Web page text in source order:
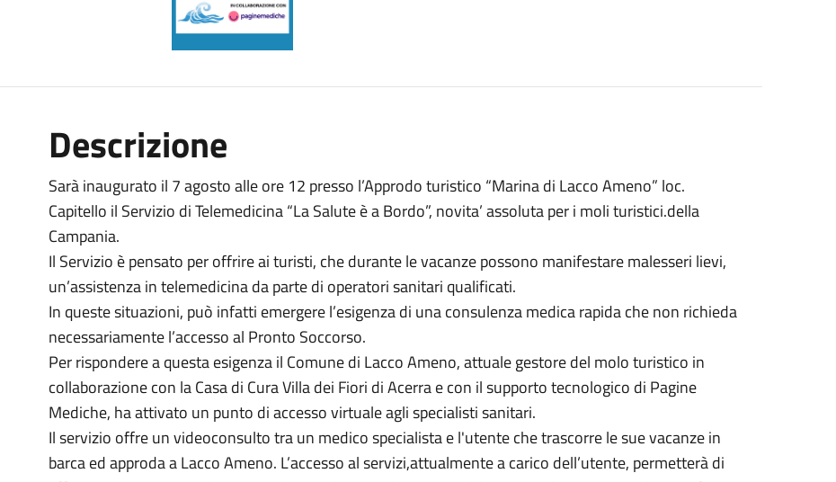
Descrizione
Sarà inaugurato il 7 agosto alle ore 12 presso l’Approdo turistico “Marina di Lacco Ameno” loc.
Capitello il Servizio di Telemedicina “La Salute è a Bordo”, novita’ assoluta per i moli turistici.della
Campania.
Il Servizio è pensato per offrire ai turisti, che durante le vacanze possono manifestare malesseri lievi,
un’assistenza in telemedicina da parte di operatori sanitari qualificati.
In queste situazioni, può infatti emergere l’esigenza di una consulenza medica rapida che non richieda
necessariamente l’accesso al Pronto Soccorso.
Per rispondere a questa esigenza il Comune di Lacco Ameno, attuale gestore del molo turistico in
collaborazione con la Casa di Cura Villa dei Fiori di Acerra e con il supporto tecnologico di Pagine
Mediche, ha attivato un punto di accesso virtuale agli specialisti sanitari.
Il servizio offre un videoconsulto tra un medico specialista e l'utente che trascorre le sue vacanze in
barca ed approda a Lacco Ameno. L’accesso al servizi,attualmente a carico dell’utente, permetterà di